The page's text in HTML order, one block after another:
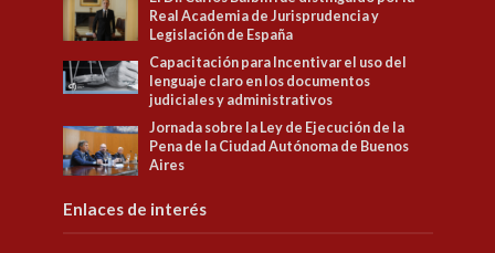
Real Academia de Jurisprudencia y
Legislación de España
Capacitación para Incentivar el uso del
lenguaje claro en los documentos
judiciales y administrativos
Jornada sobre la Ley de Ejecución de la
Pena de la Ciudad Autónoma de Buenos
Aires
Enlaces de interés